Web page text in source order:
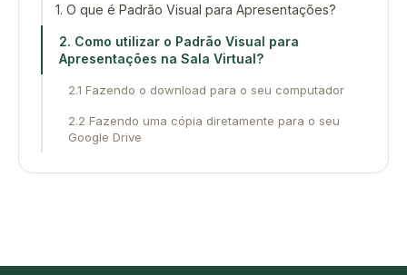
1. O que é Padrão Visual para Apresentações?
2. Como utilizar o Padrão Visual para
Apresentações na Sala Virtual?
2.1 Fazendo o download para o seu computador
2.2 Fazendo uma cópia diretamente para o seu
Google Drive